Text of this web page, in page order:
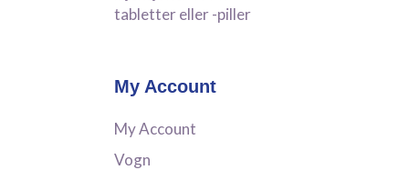
tabletter eller -piller
My Account
My Account
Vogn